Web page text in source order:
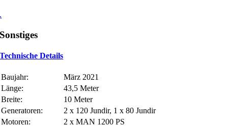
.
Sonstiges
Technische Details
Baujahr:
März 2021
Länge:
43,5 Meter
Breite:
10 Meter
Generatoren:
2 x 120 Jundir, 1 x 80 Jundir
Motoren:
2 x MAN 1200 PS